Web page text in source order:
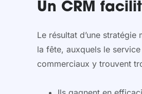
Un CRM
Le résultat d’une
la fête, auxquels le
commerciaux y trouvent